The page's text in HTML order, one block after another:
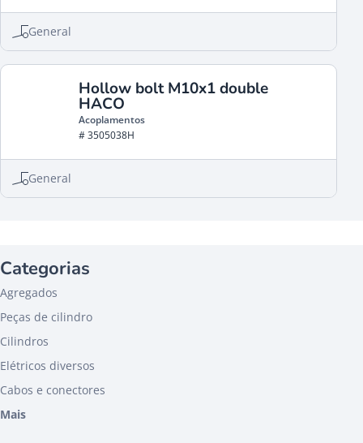
General
Hollow bolt M10x1 double
HACO
Acoplamentos
# 3505038H
General
Categorias
Agregados
Peças de cilindro
Cilindros
Elétricos diversos
Cabos e conectores
Mais